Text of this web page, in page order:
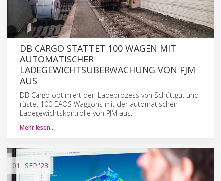
DB CARGO STATTET 100 WAGEN MIT
AUTOMATISCHER
LADEGEWICHTSÜBERWACHUNG VON PJM
AUS
DB Cargo optimiert den Ladeprozess von Schüttgut und
rüstet 100 EAOS-Waggons mit der automatischen
Ladegewichtskontrolle von PJM aus.
Mehr lesen…
01 SEP '23